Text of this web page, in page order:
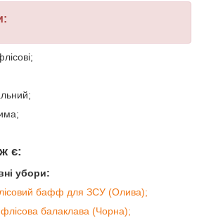
є:
убори:
бафф для ЗСУ (Олива);
балаклава (Чорна);